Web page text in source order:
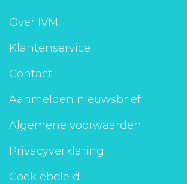
Over IVM
Klantenservice
Contact
Aanmelden nieuwsbrief
Algemene voorwaarden
Privacyverklaring
Cookiebeleid